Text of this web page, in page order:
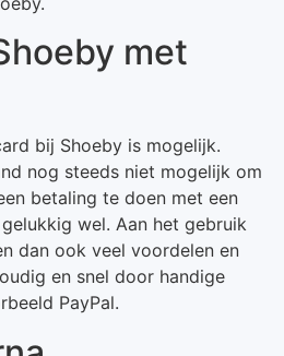
met
bij Shoeby is mogelijk.
nog steeds niet mogelijk om
betaling te doen met een
wel. Aan het gebruik
dan ook veel voordelen en
en snel door handige
PayPal.